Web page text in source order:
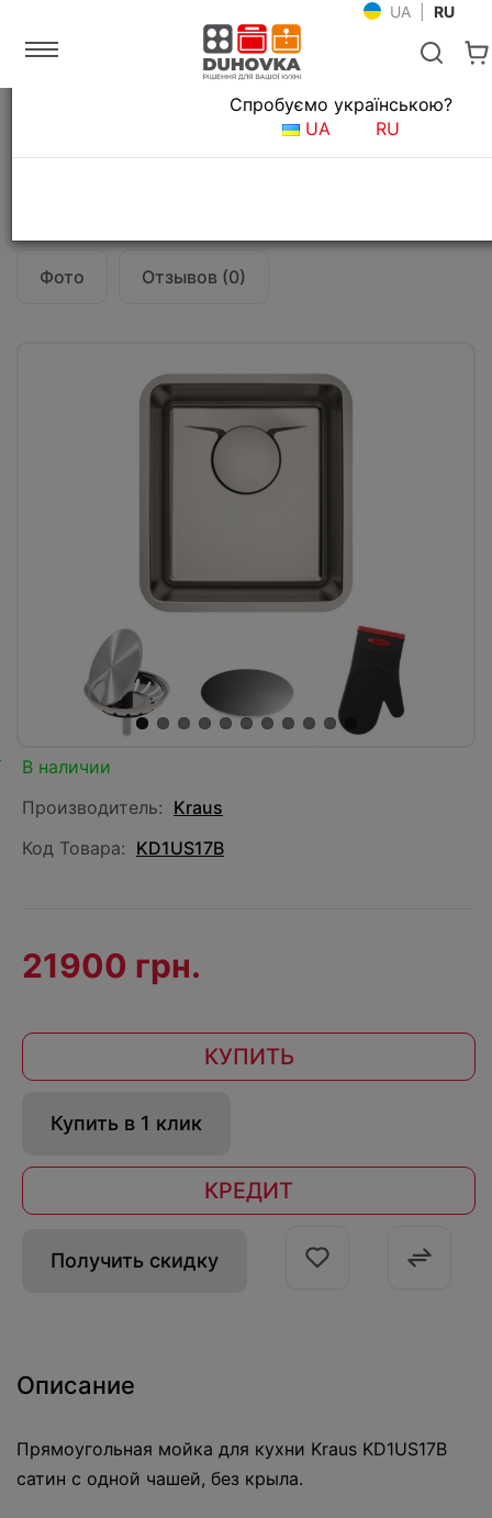
UA RU
Мойки и смесители Кухонные мойки
Кухонная мойка Kraus KD1US17B
Фото Отзывов (0)
Язык магазина
Спробуємо українською?
UA
RU
В наличии
Производитель: Kraus
Код Товара: KD1US17B
21900 грн.
КУПИТЬ
Купить в 1 клик
КРЕДИТ
Получить скидку
Описание
Прямоугольная мойка для кухни Kraus KD1US17B
сатин с одной чашей, без крыла.